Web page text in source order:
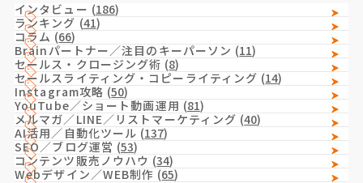
インタビュー (186)
ランキング (41)
コラム (66)
Brainパートナー／注目のキーパーソン (11)
セールス・クロージング術 (8)
セールスライティング・コピーライティング (14)
Instagram攻略 (50)
YouTube／ショート動画運用 (81)
メルマガ／LINE／リストマーケティング (40)
AI活用／自動化ツール (137)
SEO／ブログ運営 (53)
コンテンツ販売ノウハウ (34)
Webデザイン／WEB制作 (65)